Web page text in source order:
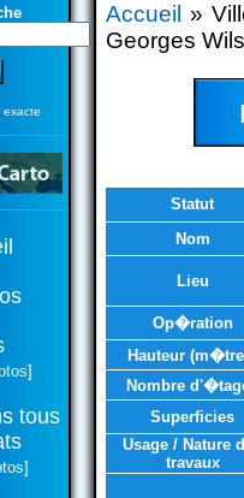
exacte
tous
Accueil »
Georges
Statut
Nom
Lieu
Op�ration
Hauteur
Nombre
Superficies
Usage / Nature
travaux